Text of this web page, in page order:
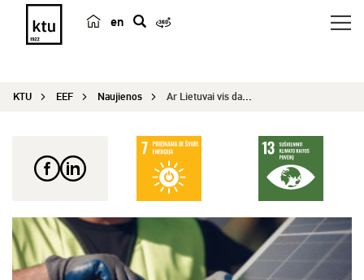
en
e
KTU EEF Naujienos Ar Lietuvai vis dar reikalinga saulės energetika?